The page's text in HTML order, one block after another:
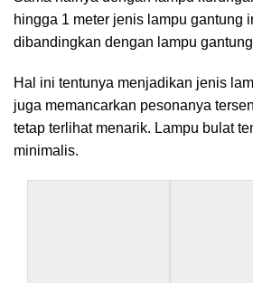
hingga 1 meter jenis lampu gantung
dibandingkan dengan lampu
Hal ini tentunya menjadikan jenis
juga memancarkan pesonanya
tetap terlihat menarik. Lampu bulat
minimalis.